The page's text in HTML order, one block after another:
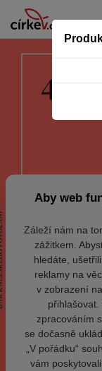
Aby web
Záleží nám na
zážitkem.
hledáte,
reklamy na
v zobrazení
zpracováním
se dočasně
„V pořádku“
vám